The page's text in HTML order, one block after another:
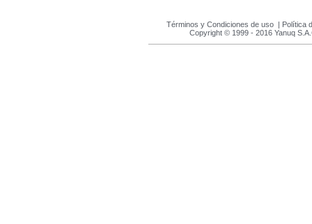
Términos y Condiciones de uso| Política
Copyright © 1999 - 2016 Yanuq